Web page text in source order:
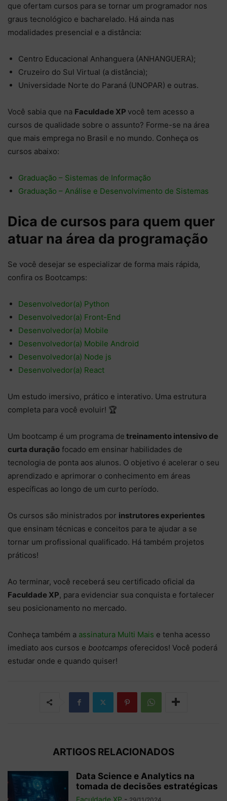
que ofertam cursos para se tornar um programador nos
graus tecnológico e bacharelado. Há ainda nas
modalidades presencial e a distância:
Centro Educacional Anhanguera (ANHANGUERA);
Cruzeiro do Sul Virtual (a distância);
Universidade Norte do Paraná (UNOPAR) e outras.
Você sabia que na Faculdade XP você tem acesso a
cursos de qualidade sobre o assunto? Forme-se na área
que mais emprega no Brasil e no mundo. Conheça os
cursos abaixo:
Graduação – Sistemas de Informação
Graduação – Análise e Desenvolvimento de Sistemas
Dica de cursos para quem quer
atuar na área da programação
Se você desejar se especializar de forma mais rápida,
confira os Bootcamps:
Desenvolvedor(a) Python
Desenvolvedor(a) Front-End
Desenvolvedor(a) Mobile
Desenvolvedor(a) Mobile Android
Desenvolvedor(a) Node js
Desenvolvedor(a) React
Um estudo imersivo, prático e interativo. Uma estrutura
completa para você evoluir! 🏆
Um bootcamp é um programa de treinamento intensivo de
curta duração focado em ensinar habilidades de
tecnologia de ponta aos alunos. O objetivo é acelerar o seu
aprendizado e aprimorar o conhecimento em áreas
específicas ao longo de um curto período.
Os cursos são ministrados por instrutores experientes
que ensinam técnicas e conceitos para te ajudar a se
tornar um profissional qualificado. Há também projetos
práticos!
Ao terminar, você receberá seu certificado oficial da
Faculdade XP, para evidenciar sua conquista e fortalecer
seu posicionamento no mercado.
Conheça também a assinatura Multi Mais e tenha acesso
imediato aos cursos e bootcamps oferecidos! Você poderá
estudar onde e quando quiser!
ARTIGOS RELACIONADOS
Data Science e Analytics na
tomada de decisões estratégicas
Faculdade XP -